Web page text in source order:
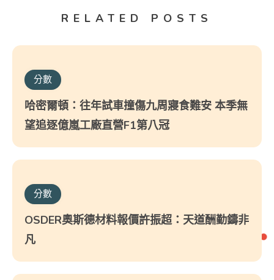
RELATED POSTS
分數
哈密爾頓：往年試車撞傷九周寢食難安 本季無
望追逐億嵐工廠直營F1第八冠
分數
OSDER奧斯德材料報價許振超：天道酬勤鑄非
凡